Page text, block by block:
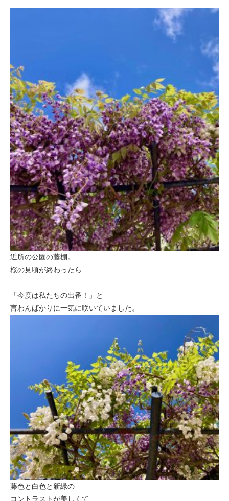
近所の公園の藤棚。
桜の見頃が終わったら
「今度は私たちの出番！」と
言わんばかりに一気に咲いていました。
藤色と白色と新緑の
コントラストが美しくて